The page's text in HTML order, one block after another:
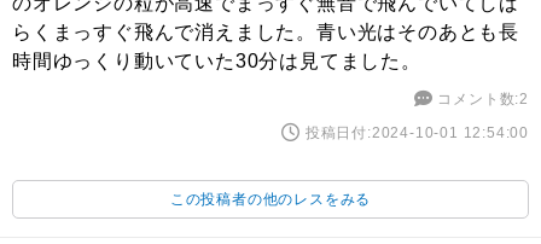
らくまっすぐ飛んで消えました。青い光はそのあとも長
時間ゆっくり動いていた30分は見てました。
コメント数:2
投稿日付:2024-10-01 12:54:00
この投稿者の他のレスをみる